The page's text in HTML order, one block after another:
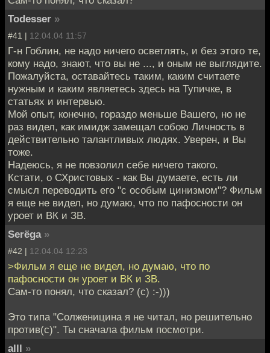
Todesser »
#41 | 12.04.04 11:57
Г-н Гоблин, не надо ничего осветлять, и без этого те,
кому надо, знают, что вы не ..., и оным не выглядите.
Пожалуйста, оставайтесь таким, каким считаете
нужным и каким являетесь здесь на Тупичке, в
статьях и интервью.
Мой опыт, конечно, гораздо меньше Вашего, но не
раз видел, как имидж замещал собою Личность в
действительно талантливых людях. Уверен, и Вы
тоже.
Надеюсь, я не повзолил себе ничего такого.
Кстати, о СХристовых - как Вы думаете, есть ли
смысл переводить его "с особым цинизмом"? Фильм
я еще не видел, но думаю, что по пафосности он
уроет и ВК и ЗВ.
Serёga »
#42 | 12.04.04 12:23
>Фильм я еще не видел, но думаю, что по
пафосности он уроет и ВК и ЗВ.
Сам-то понял, что сказал? (c) :-)))
Это типа "Солженицина я не читал, но решительно
против(с)". Ты сначала фильм посмотри.
alll »